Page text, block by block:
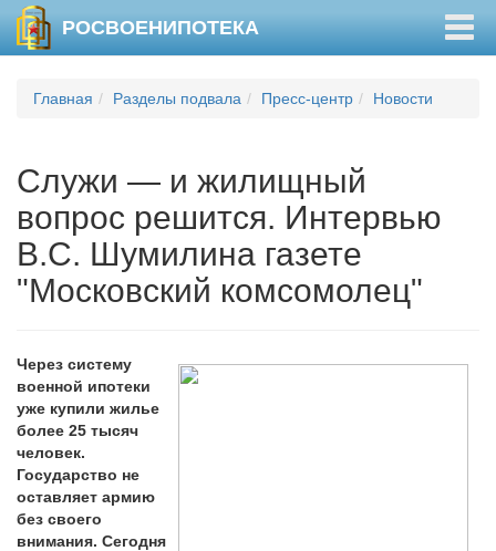
РОСВОЕНИПОТЕКА
Главная Разделы подвала Пресс-центр Новости
Служи — и жилищный
вопрос решится. Интервью
В.С. Шумилина газете
"Московский комсомолец"
Через систему
военной ипотеки
уже купили жилье
более 25 тысяч
человек.
Государство не
оставляет армию
без своего
внимания. Сегодня